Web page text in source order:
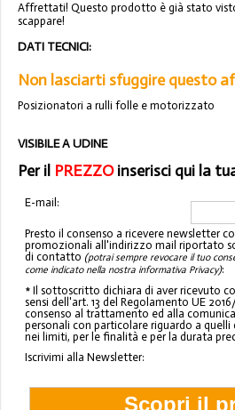
Affrettati! Questo prodotto è già stato
scappare!
DATI TECNICI:
Non lasciarti sfuggire questo
Posizionatori a rulli folle e motorizzato
VISIBILE A UDINE
Per il PREZZOinserisci qui la
E-mail:
Presto il consenso a ricevere newsletter
promozionali all'indirizzo mail riportato
di contatto (potrai sempre revocare il tuo
come indicato nella nostra informativa Privacy):
* Il sottoscritto dichiara di aver ricevuto
sensi dell'art. 13 del Regolamento UE
consenso al trattamento ed alla
personali con particolare riguardo a
nei limiti, per le finalità e per la durata
Iscrivimi alla Newsletter: